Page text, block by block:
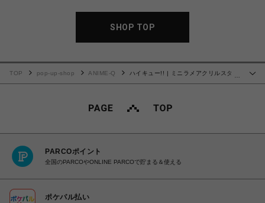
SHOP TOP
TOP pop-up-shop ANIME-Q
ハイキュー!! | ミニラメアクリルスタン
PARCOポイント
全国のPARCOやONLINE PARCOで貯まる＆使える
ポケパル払い